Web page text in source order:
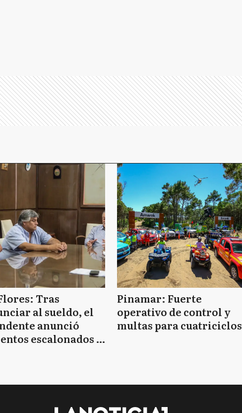
Tras
al sueldo, el
anunció
escalonados y
Pinamar: Fuerte
operativo de control y
multas para cuatriciclos